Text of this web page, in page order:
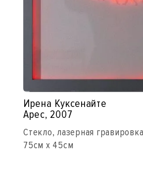
Ирена Куксенайте
Арес, 2007
Стекло, лазерная
75см x 45см